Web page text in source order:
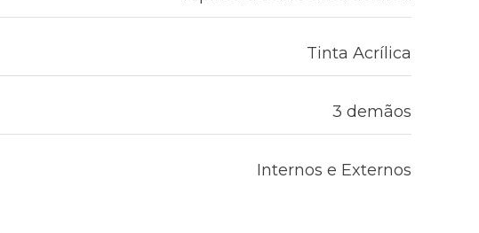
Tinta Acrílica
3 demãos
Internos e Externos